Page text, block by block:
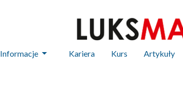
Informacje Kariera Kurs Artykuły